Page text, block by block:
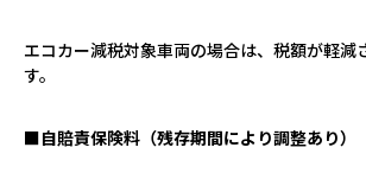
エコカー減税対象車両の場合は、税額が軽減
す。
■自賠責保険料（残存期間により調整あり）